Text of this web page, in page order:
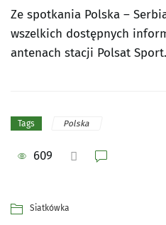
Ze spotkania Polska –
wszelkich dostępnych
antenach stacji Polsat Sport.
Tags Polska
609
Siatkówka